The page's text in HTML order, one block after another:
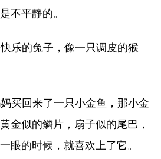
不平静的。
乐的兔子，像一只调皮的猴
买回来了一只小金鱼，那小金
金似的鳞片，扇子似的尾巴，
眼的时候，就喜欢上了它。